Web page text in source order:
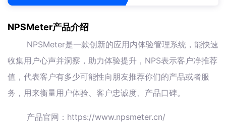
NPSMeter产品介绍
NPSMeter是一款创新的应用内体验管理系统，能快速
收集用户心声并洞察，助力体验提升，NPS表示客户净推荐
值，代表客户有多少可能性向朋友推荐你们的产品或者服
务，用来衡量用户体验、客户忠诚度、产品口碑。
产品官网：https://www.npsmeter.cn/